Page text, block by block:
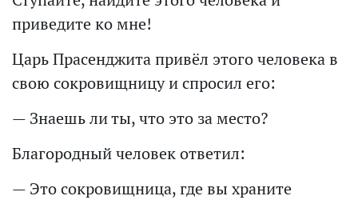
приведите ко мне!
Царь Прасенджита привёл этого человека в
свою сокровищницу и спросил его:
— Знаешь ли ты, что это за место?
Благородный человек ответил:
— Это сокровищница, где вы храните